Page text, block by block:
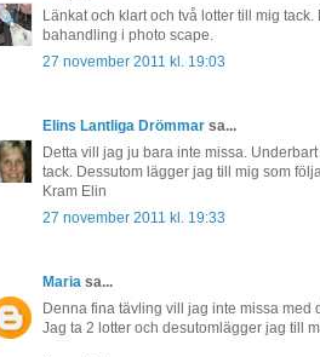
Länkat och klart och två lotter till mig
bahandling i photo scape.
27 november 2011 kl. 19:03
Elins Lantliga Drömmar sa...
Detta vill jag ju bara inte missa.
tack. Dessutom lägger jag till mig som
Kram Elin
27 november 2011 kl. 19:33
Maria sa...
Denna fina tävling vill jag inte missa med
Jag ta 2 lotter och desutomlägger jag till